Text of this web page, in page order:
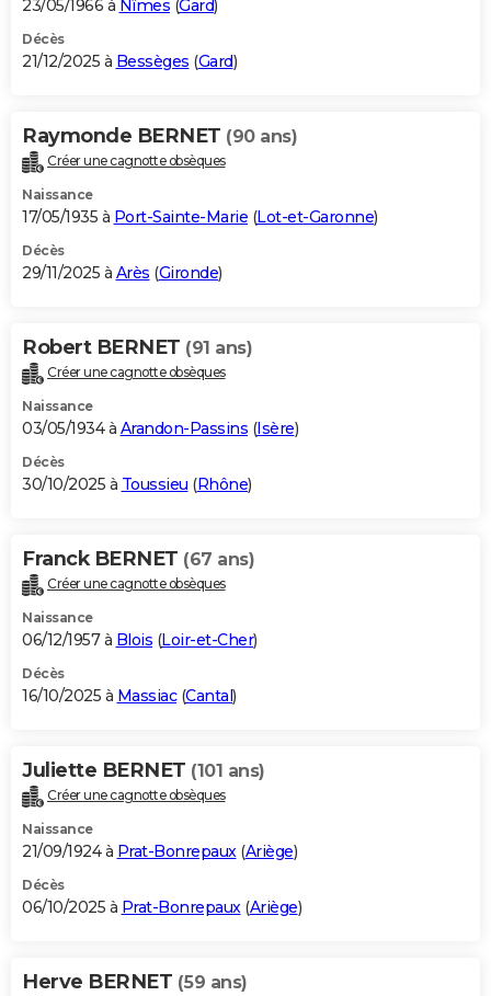
23/05/1966 à Nîmes (Gard)
Décès
21/12/2025 à Bessèges (Gard)
Raymonde BERNET (90 ans)
Créer une cagnotte obsèques
Naissance
17/05/1935 à Port-Sainte-Marie (Lot-et-Garonne)
Décès
29/11/2025 à Arès (Gironde)
Robert BERNET (91 ans)
Créer une cagnotte obsèques
Naissance
03/05/1934 à Arandon-Passins (Isère)
Décès
30/10/2025 à Toussieu (Rhône)
Franck BERNET (67 ans)
Créer une cagnotte obsèques
Naissance
06/12/1957 à Blois (Loir-et-Cher)
Décès
16/10/2025 à Massiac(Cantal)
Juliette BERNET (101 ans)
Créer une cagnotte obsèques
Naissance
21/09/1924 à Prat-Bonrepaux(Ariège)
Décès
06/10/2025 à Prat-Bonrepaux(Ariège)
Herve BERNET (59 ans)